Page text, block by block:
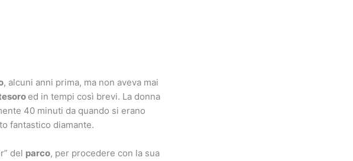
, alcuni anni prima, ma non aveva mai
ed in tempi così brevi. La donna
40 minuti da quando si erano
fantastico diamante.
del parco, per procedere con la sua